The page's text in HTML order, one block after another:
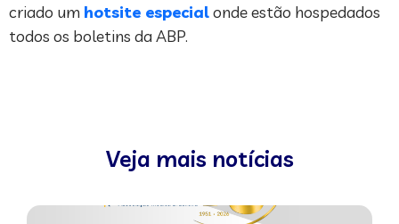
criado um hotsite especialonde estão hospedados
todos os boletins da ABP.
Veja mais notícias